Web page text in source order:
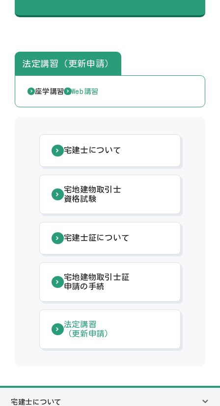
法定講習（更新申請）
座学講習 Web講習
宅建士について
宅地建物取引士
資格試験
宅建士証について
宅地建物取引士証
申請の手続
法定講習
（更新申請）
宅建士について